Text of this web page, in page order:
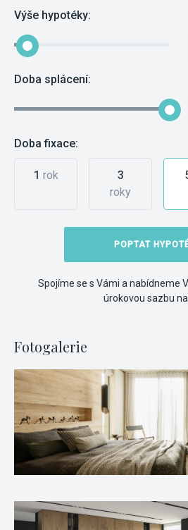
Výše hypotéky:
Doba splácení:
Doba fixace:
1 rok
3
roky
POPTAT
Spojíme se s Vámi a nabídneme
úrokovou sazbu na
Fotogalerie